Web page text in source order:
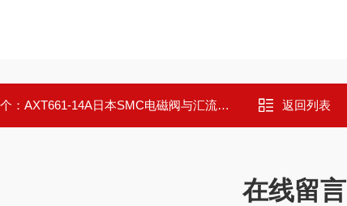
： AXT661-14A日本SMC电磁阀与汇流板专用插头连接器组件 返回列表
在线留言